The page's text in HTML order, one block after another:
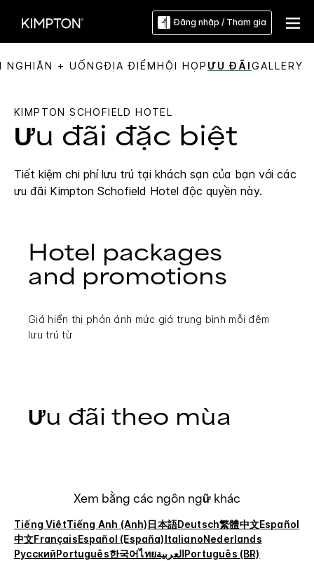
Đăng nhập / Tham gia
NGHI ĂN + UỐNGĐỊA ĐIỂMHỘI HỌP ƯU ĐÃIGALLERY
KIMPTON SCHOFIELD HOTEL
Ưu đãi đặc biệt
Tiết kiệm chi phí lưu trú tại khách sạn của bạn với các
ưu đãi Kimpton Schofield Hotel độc quyền này.
Hotel packages
and promotions
Giá hiển thị phản ánh mức giá trung bình mỗi đêm
lưu trú từ
Ưu đãi theo mùa
Xem bằng các ngôn ngữ khác
Tiếng ViệtTiếng Anh (Anh)日本語Deutsch繁體中文Español
中文FrançaisEspañol (España)ItalianoNederlands
РусскийPortuguês한국어ไทยالعربيةPortuguês (BR)